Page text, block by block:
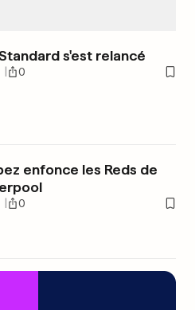
s'est relancé
0
enfonce les Reds de
0